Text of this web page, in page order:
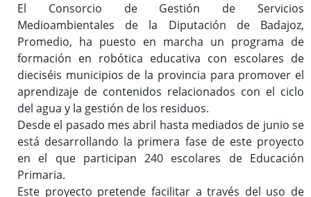
El Consorcio de Gestión de Servicios
Medioambientales de la Diputación de Badajoz,
Promedio, ha puesto en marcha un programa de
formación en robótica educativa con escolares de
dieciséis municipios de la provincia para promover el
aprendizaje de contenidos relacionados con el ciclo
del agua y la gestión de los residuos.
Desde el pasado mes abril hasta mediados de junio se
está desarrollando la primera fase de este proyecto
en el que participan 240 escolares de Educación
Primaria.
Este proyecto pretende facilitar a través del uso de